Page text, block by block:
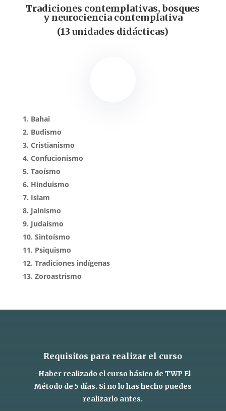
Tradiciones contemplativas, bosques
y neurociencia contemplativa
(13 unidades didácticas)
Bahai
Budismo
Cristianismo
Confucionismo
Taoísmo
Hinduismo
Islam
Jainismo
Judaísmo
Sintoísmo
Psiquismo
Tradiciones indígenas
Zoroastrismo
Requisitos para realizar el curso
-Haber realizado el curso básico de TWP El
Método de 5 días. Si no lo has hecho puedes
realizarlo antes.